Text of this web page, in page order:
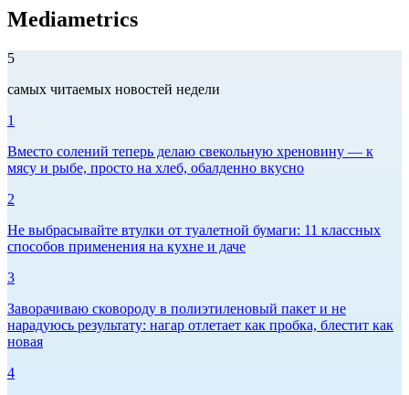
Mediametrics
5
самых читаемых новостей недели
1
Вместо солений теперь делаю свекольную хреновину — к
мясу и рыбе, просто на хлеб, обалденно вкусно
2
Не выбрасывайте втулки от туалетной бумаги: 11 классных
способов применения на кухне и даче
3
Заворачиваю сковороду в полиэтиленовый пакет и не
нарадуюсь результату: нагар отлетает как пробка, блестит как
новая
4